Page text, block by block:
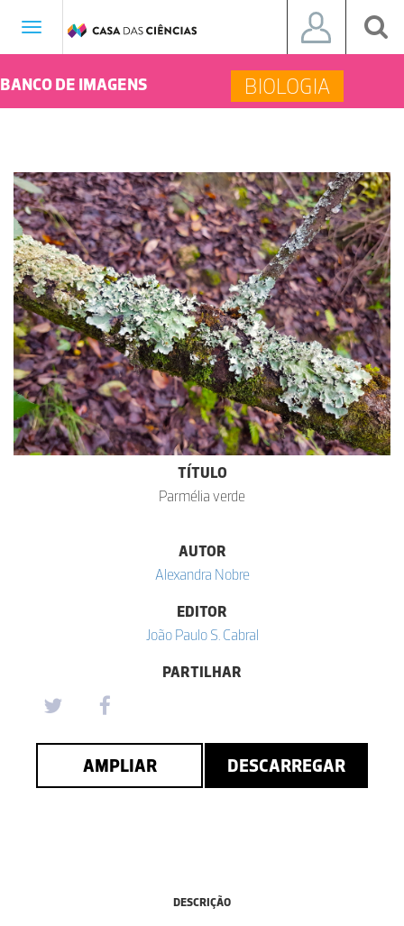
Toggle
BANCO DE IMAGENS BIOLOGIA
TÍTULO
Parmélia verde
AUTOR
Alexandra Nobre
EDITOR
João Paulo S. Cabral
PARTILHAR
AMPLIAR DESCARREGAR
DESCRIÇÃO